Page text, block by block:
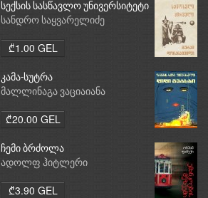
სექსის სასწავლო უნივერსიტეტი
სანდრო საყვარელიძე
₾1.00 GEL
კამა-სუტრა
მალლინაგა ვაციაიანა
₾20.00 GEL
ჩემი ბრძოლა
ადოლფ ჰიტლერი
₾3.90 GEL